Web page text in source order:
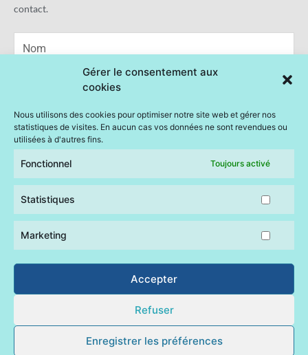
Gérer le consentement aux
cookies
Nous utilisons des cookies pour optimiser notre site web et gérer nos
statistiques de visites. En aucun cas vos données ne sont revendues ou
utilisées à d'autres fins.
Fonctionnel Toujours activé
Statistiques
Marketing
Accepter
Refuser
Enregistrer les préférences
contact.
Message
ENVOI
Mairie de Quemperven © 2023 –politiques de cookies – gérer
déclaration de confidentialité
légales